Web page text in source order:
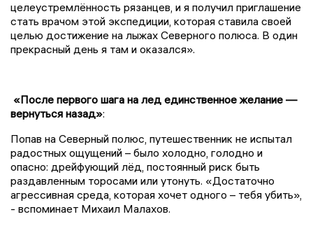
целеустремлённость рязанцев, и я получил приглашение
стать врачом этой экспедиции, которая ставила своей
целью достижение на лыжах Северного полюса. В один
прекрасный день я там и оказался».
«После первого шага на лед единственное желание —
вернуться назад»:
Попав на Северный полюс, путешественник не испытал
радостных ощущений – было холодно, голодно и
опасно: дрейфующий лёд, постоянный риск быть
раздавленным торосами или утонуть. «Достаточно
агрессивная среда, которая хочет одного – тебя убить»,
- вспоминает Михаил Малахов.